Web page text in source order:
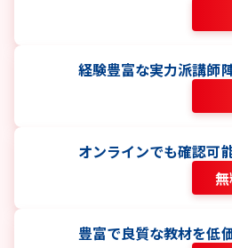
経験豊富な実力派講師
オンラインでも確認可
豊富で良質な教材を低